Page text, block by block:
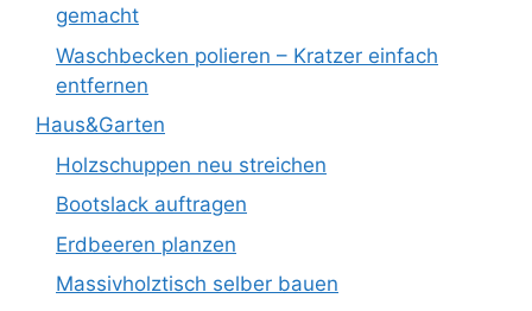
gemacht
Waschbecken polieren – Kratzer einfach
entfernen
Haus&Garten
Holzschuppen neu streichen
Bootslack auftragen
Erdbeeren planzen
Massivholztisch selber bauen